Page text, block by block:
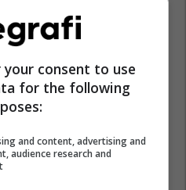
consent to use
for the following
and content, advertising and
audience research and